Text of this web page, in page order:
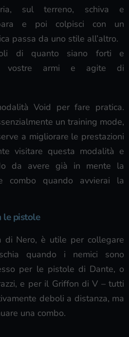
sul terreno, schiva e
e poi colpisci con un
passa da uno stile all’altro.
di quanto siano forti e
vostre armi e agite di
Void per fare pratica.
un training mode,
a migliorare le prestazioni
visitare questa modalità e
da avere già in mente la
combo quando avvierai la
le pistole
di Nero, è utile per collegare
quando i nemici sono
per le pistole di Dante, o
e per il Griffon di V – tutti
deboli a distanza, ma
una combo.